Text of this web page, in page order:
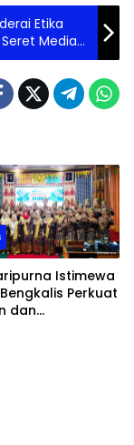
Etika
Seret Media
Istimewa
Perkuat
dan